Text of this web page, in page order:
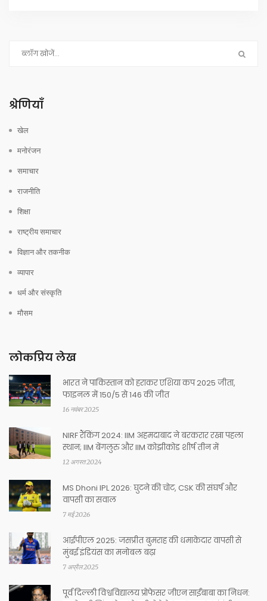
श्रेणियाँ
खेल
मनोरंजन
समाचार
राजनीति
शिक्षा
राष्ट्रीय समाचार
विज्ञान और तकनीक
व्यापार
धर्म और संस्कृति
मौसम
लोकप्रिय लेख
भारत ने पाकिस्तान को हराकर एशिया कप 2025 जीता,
फाइनल में 150/5 से 146 की जीत
16 नवंबर 2025
NIRF रैंकिंग 2024: IIM अहमदाबाद ने बरकरार रखा पहला
स्थान; IIM बेंगलुरु और IIM कोझीकोड शीर्ष तीन में
12 अगस्त 2024
MS Dhoni IPL 2026: घुटने की चोट, CSK की संघर्ष और
वापसी का सवाल
7 मई 2026
आईपीएल 2025: जसप्रीत बुमराह की धमाकेदार वापसी से
मुंबई इंडियंस का मनोबल बढ़ा
7 अप्रैल 2025
पूर्व दिल्ली विश्वविद्यालय प्रोफेसर जीएन साईंबाबा का निधन: